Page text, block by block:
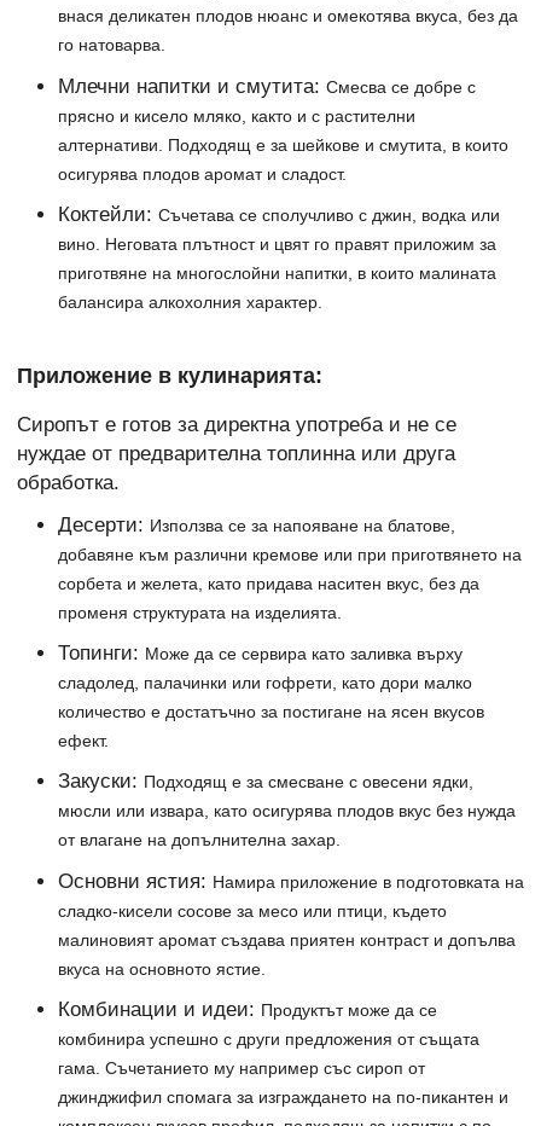
внася деликатен плодов нюанс и омекотява вкуса, без да
го натоварва.
Млечни напитки и смутита: Смесва се добре с
прясно и кисело мляко, както и с растителни
алтернативи. Подходящ е за шейкове и смутита, в които
осигурява плодов аромат и сладост.
Коктейли: Съчетава се сполучливо с джин, водка или
вино. Неговата плътност и цвят го правят приложим за
приготвяне на многослойни напитки, в които малината
балансира алкохолния характер.
Приложение в кулинарията:
Сиропът е готов за директна употреба и не се
нуждае от предварителна топлинна или друга
обработка.
Десерти: Използва се за напояване на блатове,
добавяне към различни кремове или при приготвянето на
сорбета и желета, като придава наситен вкус, без да
променя структурата на изделията.
Топинги: Може да се сервира като заливка върху
сладолед, палачинки или гофрети, като дори малко
количество е достатъчно за постигане на ясен вкусов
ефект.
Закуски: Подходящ е за смесване с овесени ядки,
мюсли или извара, като осигурява плодов вкус без нужда
от влагане на допълнителна захар.
Основни ястия: Намира приложение в подготовката на
сладко-кисели сосове за месо или птици, където
малиновият аромат създава приятен контраст и допълва
вкуса на основното ястие.
Комбинации и идеи: Продуктът може да се
комбинира успешно с други предложения от същата
гама. Съчетанието му например със сироп от
джинджифил спомага за изграждането на по-пикантен и